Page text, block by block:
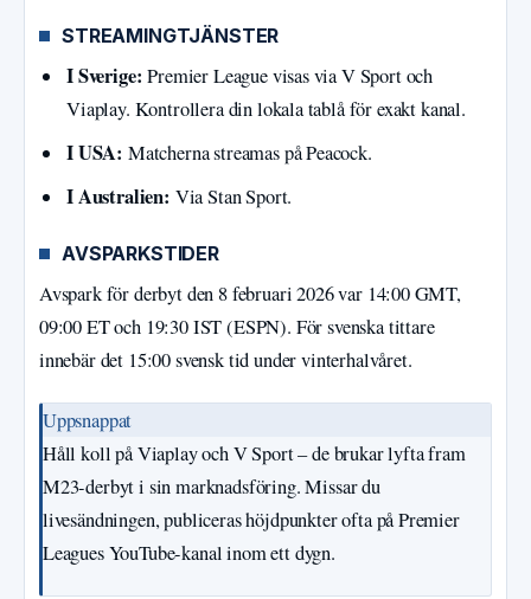
STREAMINGTJÄNSTER
I Sverige: Premier League visas via V Sport och
Viaplay. Kontrollera din lokala tablå för exakt kanal.
I USA: Matcherna streamas på Peacock.
I Australien: Via Stan Sport.
AVSPARKSTIDER
Avspark för derbyt den 8 februari 2026 var 14:00 GMT,
09:00 ET och 19:30 IST (ESPN). För svenska tittare
innebär det 15:00 svensk tid under vinterhalvåret.
Uppsnappat
Håll koll på Viaplay och V Sport – de brukar lyfta fram
M23-derbyt i sin marknadsföring. Missar du
livesändningen, publiceras höjdpunkter ofta på Premier
Leagues YouTube-kanal inom ett dygn.